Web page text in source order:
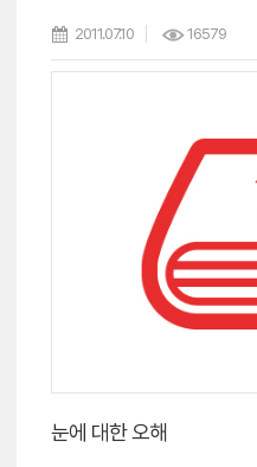
2011.07.10 16579
눈에 대한 오해